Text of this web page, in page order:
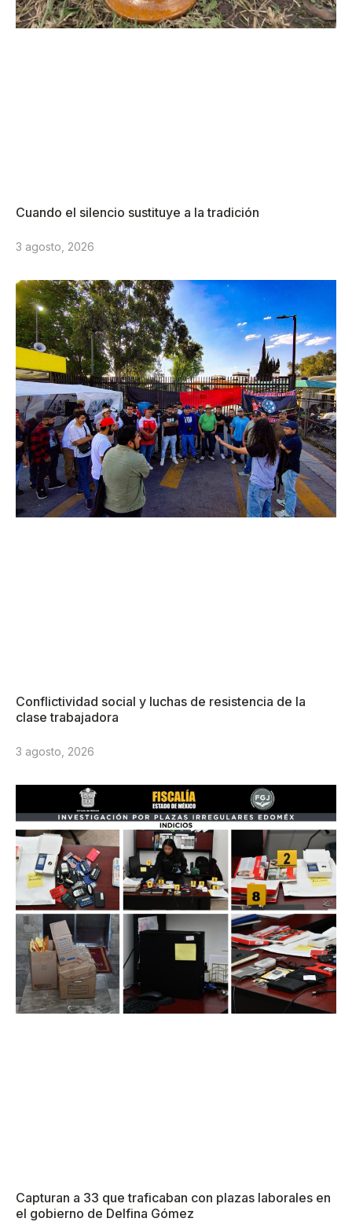
Cuando el silencio sustituye a la tradición
3 agosto, 2026
Conflictividad social y luchas de resistencia de la
clase trabajadora
3 agosto, 2026
Capturan a 33 que traficaban con plazas laborales en
el gobierno de Delfina Gómez